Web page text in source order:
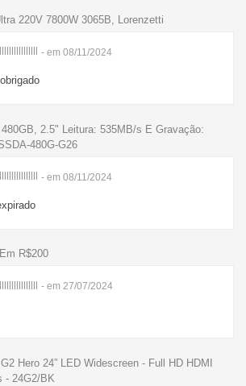
220V 7800W 3065B, Lorenzetti
- em 08/11/2024
2.5" Leitura: 535MB/s E Gravação:
480G-G26
- em 08/11/2024
R$200
- em 27/07/2024
Hero 24” LED Widescreen - Full HD HDMI
- 24G2/BK